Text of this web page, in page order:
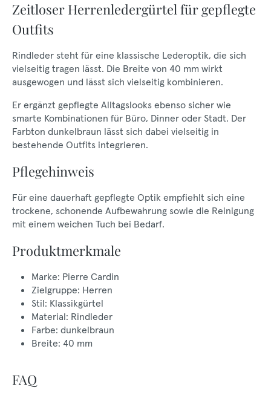
Zeitloser Herrenledergürtel für gepflegte
Outfits
Rindleder steht für eine klassische Lederoptik, die sich
vielseitig tragen lässt. Die Breite von 40 mm wirkt
ausgewogen und lässt sich vielseitig kombinieren.
Er ergänzt gepflegte Alltagslooks ebenso sicher wie
smarte Kombinationen für Büro, Dinner oder Stadt. Der
Farbton dunkelbraun lässt sich dabei vielseitig in
bestehende Outfits integrieren.
Pflegehinweis
Für eine dauerhaft gepflegte Optik empfiehlt sich eine
trockene, schonende Aufbewahrung sowie die Reinigung
mit einem weichen Tuch bei Bedarf.
Produktmerkmale
Marke: Pierre Cardin
Zielgruppe: Herren
Stil: Klassikgürtel
Material: Rindleder
Farbe: dunkelbraun
Breite: 40 mm
FAQ